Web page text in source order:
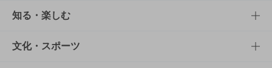
商品TOP
商品一覧
知る・楽しむ
知る・楽しむTOP
文化・スポーツ